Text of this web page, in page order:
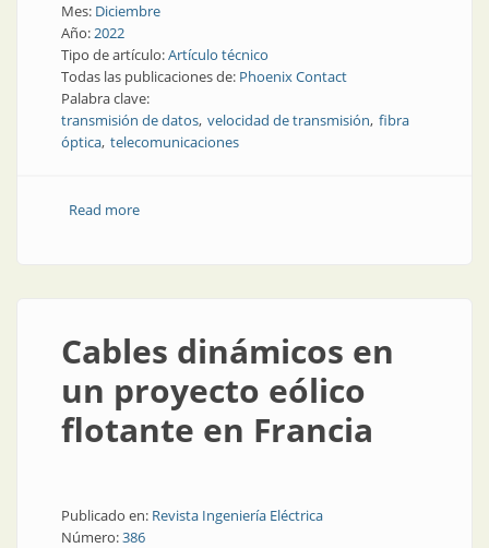
Mes: Diciembre
Año:2022
Tipo de artículo:Artículo técnico
Todas las publicaciones de: Phoenix Contact
Palabra clave:
transmisión de datos velocidad de transmisión fibra
óptica telecomunicaciones
Read moreabout El abc de la conexión con fibra óptica
Cables dinámicos en
un proyecto eólico
flotante en Francia
Publicado en: Revista Ingeniería Eléctrica
Número:386